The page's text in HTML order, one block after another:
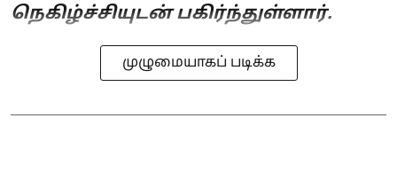
நெகிழ்ச்சியுடன் பகிர்ந்துள்ளார்.
முழுமையாகப் படிக்க